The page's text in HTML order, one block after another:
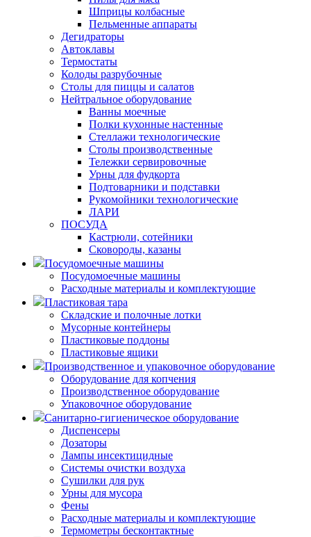
Шприцы колбасные
Пельменные аппараты
Дегидраторы
Автоклавы
Термостаты
Колоды разрубочные
Столы для пиццы и салатов
Нейтральное оборудование
Ванны моечные
Полки кухонные настенные
Стеллажи технологические
Столы производственные
Тележки сервировочные
Урны для фудкорта
Подтоварники и подставки
Рукомойники технологические
ЛАРИ
ПОСУДА
Кастрюли, сотейники
Сковороды, казаны
Посудомоечные машины
Посудомоечные машины
Расходные материалы и комплектующие
Пластиковая тара
Складские и полочные лотки
Мусорные контейнеры
Пластиковые поддоны
Пластиковые ящики
Производственное и упаковочное оборудование
Оборудование для копчения
Производственное оборудование
Упаковочное оборудование
Санитарно-гигиеническое оборудование
Диспенсеры
Дозаторы
Лампы инсектицидные
Системы очистки воздуха
Сушилки для рук
Урны для мусора
Фены
Расходные материалы и комплектующие
Термометры бесконтактные